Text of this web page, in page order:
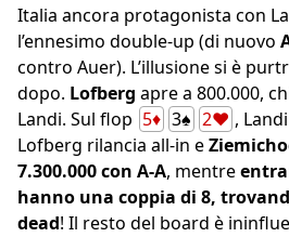
Italia ancora protagonista con
l’ennesimo double-up (di nuovo
contro Auer). L’illusione si è
dopo. Lofberg apre a 800.000,
Landi. Sul flop 5♦ 3♠ 2♥ ,
Lofberg rilancia all-in e
7.300.000 con A-A, mentre
hanno una coppia di 8,
dead! Il resto del board è